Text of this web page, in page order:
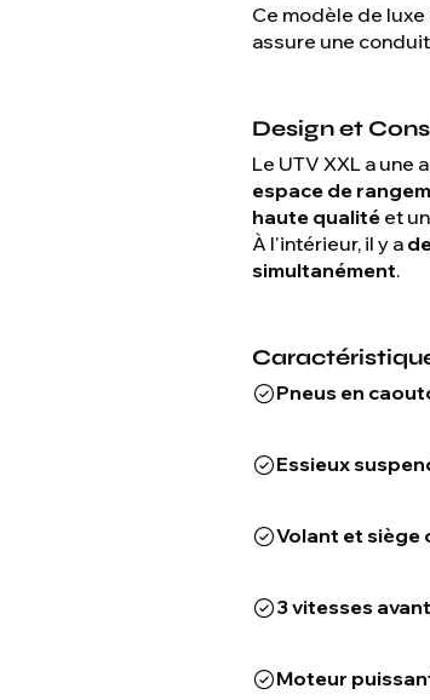
Ce modèle de
assure une
Design et
Le UTV XXL a une
espace de
haute qualité et
À l'intérieur, il y a
simultanément.
Pneus en
Essieux
Volant et siège
3 vitesses
Moteur